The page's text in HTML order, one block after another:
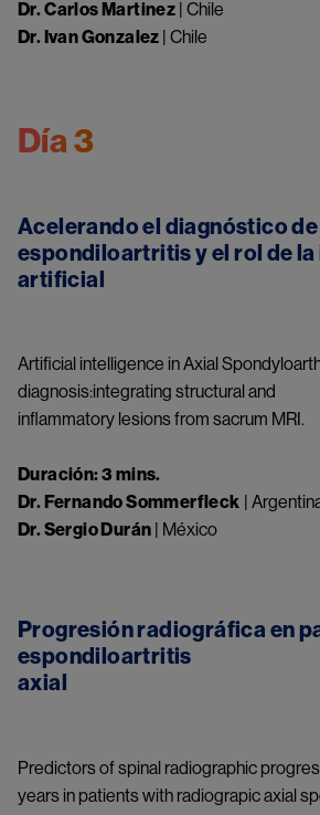
Dr. Carlos Martinez
| Chile
Dr. Ivan Gonzalez
| Chile
Día 3
Acelerando el diagnóstico
espondiloartritis y el rol de
artificial
Artificial intelligence in Axial
diagnosis:integrating structural and
inflammatory lesions from sacrum MRI.
Duración: 3 mins.
Dr. Fernando Sommerfleck |
Dr. Sergio Durán
| México
Progresión radiográfica en
espondiloartritis
axial
Predictors of spinal radiographic
years in patients with radiograpic axial